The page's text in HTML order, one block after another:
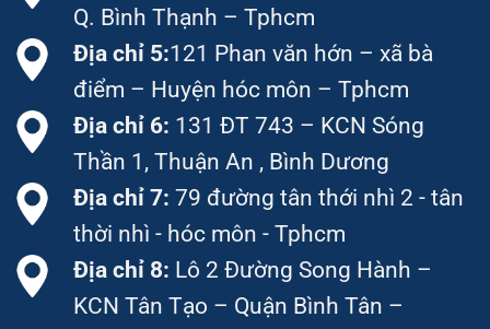
Q. Bình Thạnh – Tphcm
Địa chỉ 5:121 Phan văn hớn – xã bà
điểm – Huyện hóc môn – Tphcm
Địa chỉ 6: 131 ĐT 743 – KCN Sóng
Thần 1, Thuận An , Bình Dương
Địa chỉ 7:79 đường tân thới nhì 2 - tân
thời nhì - hóc môn - Tphcm
Địa chỉ 8: Lô 2 Đường Song Hành –
KCN Tân Tạo – Quận Bình Tân –